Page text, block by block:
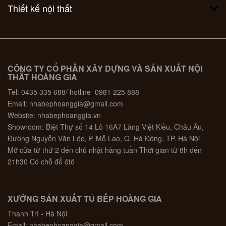
Thiết kế nội thất
CÔNG TY CỔ PHẦN XÂY DỰNG VÀ SẢN XUẤT NỘI
THẤT HOÀNG GIA
Tel: 0435 335 688/ hotline 0981 225 888
Email: nhabephoanggia@gmail.com
Website: nhabephoanggia.vn
Showroom: Biệt Thự số 14 Lô 16A7 Làng Việt Kiều, Châu Âu,
Đường Nguyễn Văn Lộc, P. Mỗ Lao, Q. Hà Đông, TP. Hà Nội
Mở cửa từ thứ 2 đến chủ nhật hàng tuần Thời gian từ 8h đến
21h30 Có chỗ để ôtô
XƯỞNG SẢN XUẤT TỦ BẾP HOÀNG GIA
Thanh Trì - Hà Nội